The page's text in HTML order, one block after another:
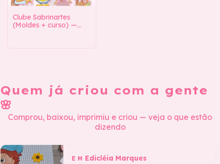
Clube Sabrinartes
(Moldes + curso) —
Quem já criou com a gente
🌸
Comprou, baixou, imprimiu e criou — veja o que estão
dizendo
E M Edicléia Marques